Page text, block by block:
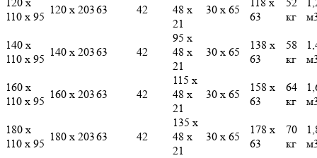
110 х 95
120 х 20363 42
48 х
21
30 х 65
63
кг
140 х
110 х 95
140 х 20363 42
95 х
48 х
21
30 х 65
138 х
63
58
кг
160 х
110 х 95
160 х 20363 42
115 х
48 х
21
30 х 65
158 х
63
64
кг
180 х
110 х 95
180 х 20363 42
135 х
48 х
21
30 х 65
178 х
63
70
кг